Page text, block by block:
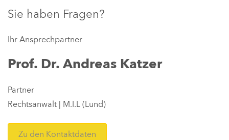
Sie haben Fragen?
Ihr Ansprechpartner
Prof. Dr. Andreas Katzer
Partner
Rechtsanwalt | M.I.L (Lund)
Zu den Kontaktdaten